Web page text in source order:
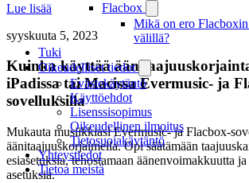
Flacbox
Mikä on ero
välillä?
Tuki
Oikeudelliset tiedot
Evästekäytäntö
Käyttöehdot
Lisenssisopimus
Oikeudellinen ilmoitus
Tietosuojakäytäntö
Yhteystiedot
Tietoa meistä
Lue lisää
syyskuuta 5, 2023
Kuinka käyttää
iPadissa tai Macissa Evermusic- ja
sovelluksilla
Mukauta musiikkiasi Evermusic- ja Flacbox-
äänitaajuuskorjaimella. Opi säätämään
esiasetuksia, tehostamaan äänenvoimakkuutta
asetuksia.